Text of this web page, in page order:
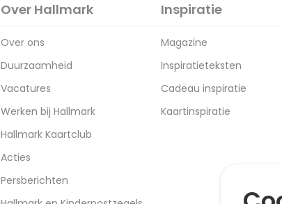
Over Hallmark
Over ons
Duurzaamheid
Vacatures
Werken bij Hallmark
Hallmark Kaartclub
Acties
Persberichten
Inspiratie
Magazine
Inspiratieteksten
Cadeau inspiratie
Kaartinspiratie